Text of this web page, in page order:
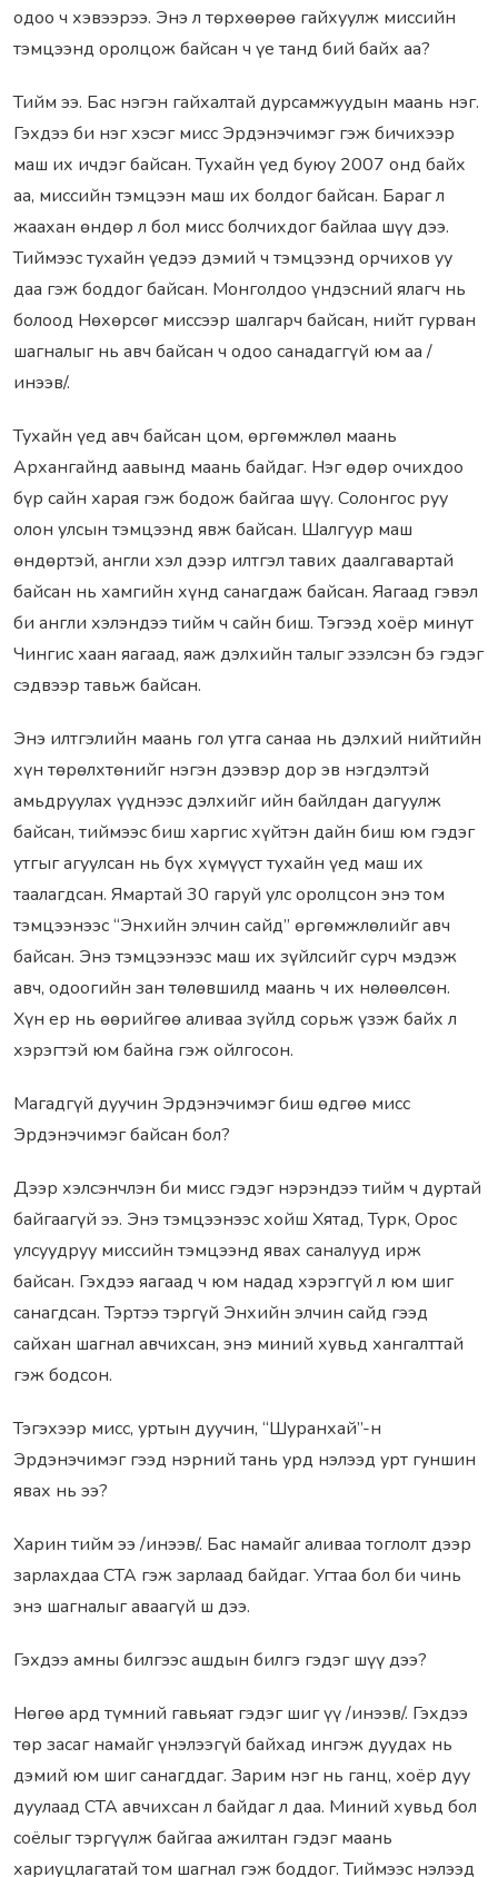
одоо ч хэвээрээ. Энэ л төрхөөрөө гайхуулж миссийн
тэмцээнд оролцож байсан ч үе танд бий байх аа?
Тийм ээ. Бас нэгэн гайхалтай дурсамжуудын маань нэг.
Гэхдээ би нэг хэсэг мисс Эрдэнэчимэг гэж бичихээр
маш их ичдэг байсан. Тухайн үед буюу 2007 онд байх
аа, миссийн тэмцээн маш их болдог байсан. Бараг л
жаахан өндөр л бол мисс болчихдог байлаа шүү дээ.
Тиймээс тухайн үедээ дэмий ч тэмцээнд орчихов уу
даа гэж боддог байсан. Монголдоо үндэсний ялагч нь
болоод Нөхөрсөг миссээр шалгарч байсан, нийт гурван
шагналыг нь авч байсан ч одоо санадаггүй юм аа /
инээв/.
Тухайн үед авч байсан цом, өргөмжлөл маань
Архангайнд аавынд маань байдаг. Нэг өдөр очихдоо
бүр сайн харая гэж бодож байгаа шүү. Солонгос руу
олон улсын тэмцээнд явж байсан. Шалгуур маш
өндөртэй, англи хэл дээр илтгэл тавих даалгавартай
байсан нь хамгийн хүнд санагдаж байсан. Яагаад гэвэл
би англи хэлэндээ тийм ч сайн биш. Тэгээд хоёр минут
Чингис хаан яагаад, яаж дэлхийн талыг эзэлсэн бэ гэдэг
сэдвээр тавьж байсан.
Энэ илтгэлийн маань гол утга санаа нь дэлхий нийтийн
хүн төрөлхтөнийг нэгэн дээвэр дор эв нэгдэлтэй
амьдруулах үүднээс дэлхийг ийн байлдан дагуулж
байсан, тиймээс биш харгис хүйтэн дайн биш юм гэдэг
утгыг агуулсан нь бүх хүмүүст тухайн үед маш их
таалагдсан. Ямартай 30 гаруй улс оролцсон энэ том
тэмцээнээс “Энхийн элчин сайд” өргөмжлөлийг авч
байсан. Энэ тэмцээнээс маш их зүйлсийг сурч мэдэж
авч, одоогийн зан төлөвшилд маань ч их нөлөөлсөн.
Хүн ер нь өөрийгөө аливаа зүйлд сорьж үзэж байх л
хэрэгтэй юм байна гэж ойлгосон.
Магадгүй дуучин Эрдэнэчимэг биш өдгөө мисс
Эрдэнэчимэг байсан бол?
Дээр хэлсэнчлэн би мисс гэдэг нэрэндээ тийм ч дуртай
байгаагүй ээ. Энэ тэмцээнээс хойш Хятад, Турк, Орос
улсуудруу миссийн тэмцээнд явах саналууд ирж
байсан. Гэхдээ яагаад ч юм надад хэрэггүй л юм шиг
санагдсан. Тэртээ тэргүй Энхийн элчин сайд гээд
сайхан шагнал авчихсан, энэ миний хувьд хангалттай
гэж бодсон.
Тэгэхээр мисс, уртын дуучин, “Шуранхай”-н
Эрдэнэчимэг гээд нэрний тань урд нэлээд урт гуншин
явах нь ээ?
Харин тийм ээ /инээв/. Бас намайг аливаа тоглолт дээр
зарлахдаа СТА гэж зарлаад байдаг. Угтаа бол би чинь
энэ шагналыг аваагүй ш дээ.
Гэхдээ амны билгээс ашдын билгэ гэдэг шүү дээ?
Нөгөө ард түмний гавьяат гэдэг шиг үү /инээв/. Гэхдээ
төр засаг намайг үнэлээгүй байхад ингэж дуудах нь
дэмий юм шиг санагддаг. Зарим нэг нь ганц, хоёр дуу
дуулаад СТА авчихсан л байдаг л даа. Миний хувьд бол
соёлыг тэргүүлж байгаа ажилтан гэдэг маань
хариуцлагатай том шагнал гэж боддог. Тиймээс нэлээд